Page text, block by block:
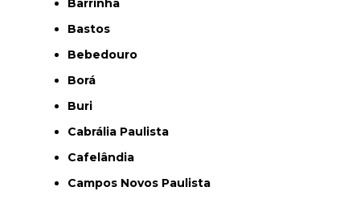
Barrinha
Bastos
Bebedouro
Borá
Buri
Cabrália Paulista
Cafelândia
Campos Novos Paulista